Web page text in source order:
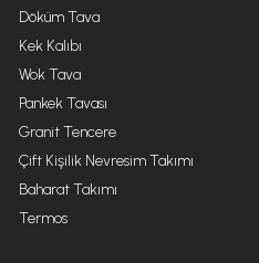
Döküm Tava
Kek Kalıbı
Wok Tava
Pankek Tavası
Granit Tencere
Çift Kişilik Nevresim Takımı
Baharat Takımı
Termos